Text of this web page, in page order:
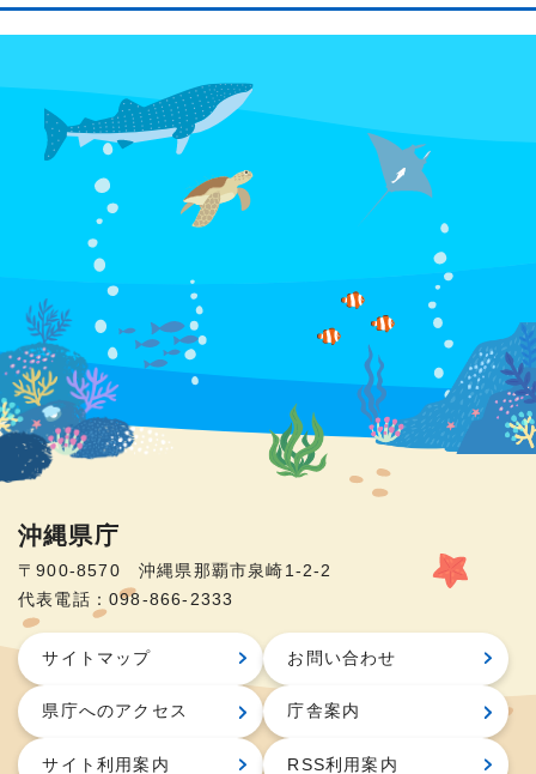
沖縄県庁
〒900-8570 沖縄県那覇市泉崎1-2-2
代表電話：098-866-2333
サイトマップ お問い合わせ
県庁へのアクセス 庁舎案内
サイト利用案内 RSS利用案内